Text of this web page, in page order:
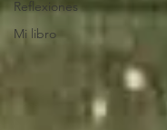
Reflexiones
Mi libro